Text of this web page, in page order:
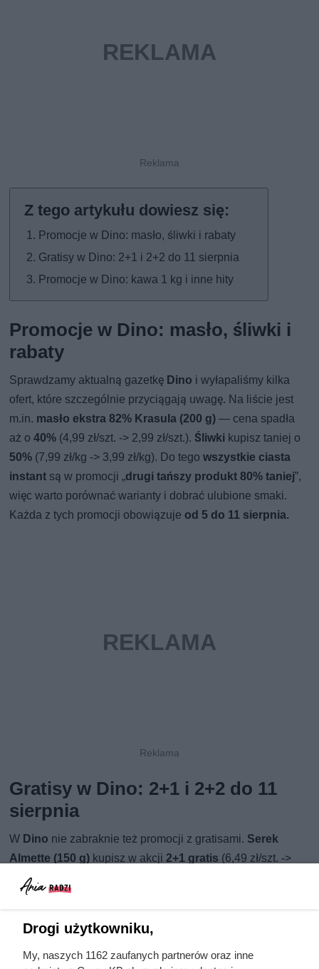
Promocje w Dino: masło, śliwki i rabaty
Gratisy w Dino: 2+1 i 2+2 do 11 sierpnia
Promocje w Dino: kawa 1 kg i inne hity
Promocje w Dino: masło, śliwki i
rabaty
Sprawdzamy aktualną gazetkę Dino i wyłapaliśmy kilka
ofert, które szczególnie przyciągają uwagę. Na liście jest
m.in. masło ekstra 82% Krasula (200 g) — cena spadła
aż o40% (4,99 zł/szt. -> 2,99 zł/szt.). Śliwki kupisz taniej o
50% (7,99 zł/kg -> 3,99 zł/kg). Do tegowszystkie ciasta
instant są w promocji „drugi tańszy produkt 80% taniej”,
więc warto porównać warianty i dobrać ulubione smaki.
Każda z tych promocji obowiązuje od 5 do 11 sierpnia.
Gratisy w Dino: 2+1 i 2+2 do 11
sierpnia
W Dino nie zabraknie też promocji z gratisami. Serek
Almette (150 g) kupisz w akcji2+1 gratis (6,49 zł/szt. ->
4,32 zł/szt.). Identyczna oferta obejmuje
Owolovo 200 g
gratis(1,89 zł/szt. -> 0,94 zł/szt.). Wszystkie wymienione
rabaty obowiązująod 5 do 11 sierpnia.
Drogi użytkowniku,
My, naszych 1162 zaufanych partnerów oraz inne